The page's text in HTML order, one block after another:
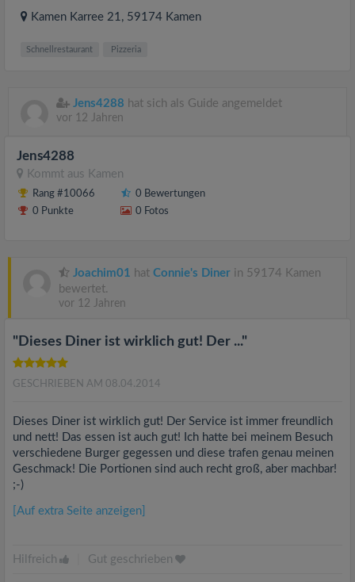
Kamen Karree 21, 59174 Kamen
Schnellrestaurant Pizzeria
Jens4288 hat sich als Guide angemeldet
vor 12 Jahren
Jens4288
Kommt aus Kamen
Rang #10066
0 Punkte
0 Bewertungen
0 Fotos
Joachim01 hat Connie's Diner in 59174 Kamen
bewertet.
vor 12 Jahren
"Dieses Diner ist wirklich gut! Der ..."
GESCHRIEBEN AM 08.04.2014
Dieses Diner ist wirklich gut! Der Service ist immer freundlich
und nett! Das essen ist auch gut! Ich hatte bei meinem Besuch
verschiedene Burger gegessen und diese trafen genau meinen
Geschmack! Die Portionen sind auch recht groß, aber machbar!
;-)
[Auf extra Seite anzeigen]
Hilfreich Gut geschrieben